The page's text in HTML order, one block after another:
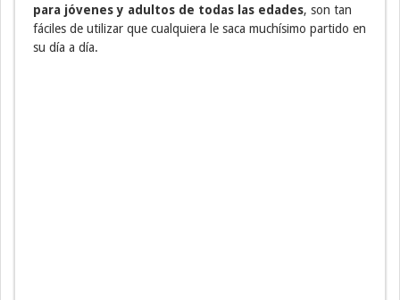
para jóvenes y adultos de todas las edades, son tan
fáciles de utilizar que cualquiera le saca muchísimo partido en
su día a día.